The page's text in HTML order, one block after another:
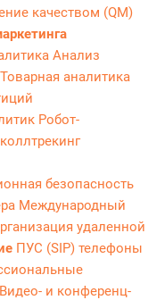
качеством (QM)
Анализ
Товарная аналитика
Робот-
безопасность
Международный
удаленной
ПУС (SIP) телефоны
Видео- и конференц-